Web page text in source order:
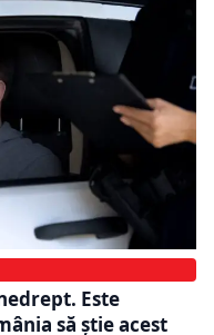
Este
să știe acest